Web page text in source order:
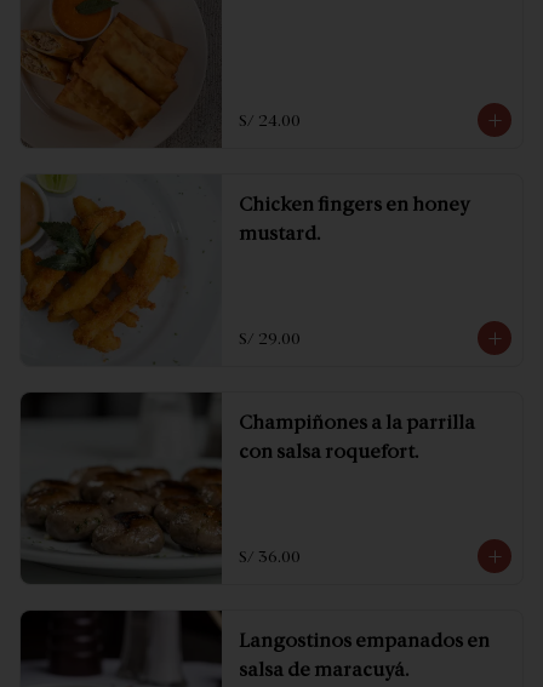
S/ 24.00
Chicken fingers en honey
mustard.
S/ 29.00
Champiñones a la parrilla
con salsa roquefort.
S/ 36.00
Langostinos empanados en
salsa de maracuyá.